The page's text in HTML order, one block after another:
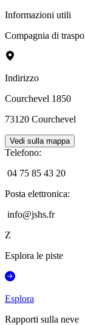
Informazioni utili
Compagnia di
Indirizzo
Courchevel 1850
73120 Courchevel
Vedi sulla mappa
Telefono:
04 75 85 43 20
Posta elettronica:
info@jshs.fr
Z
Esplora le piste
Esplora
Rapporti sulla neve